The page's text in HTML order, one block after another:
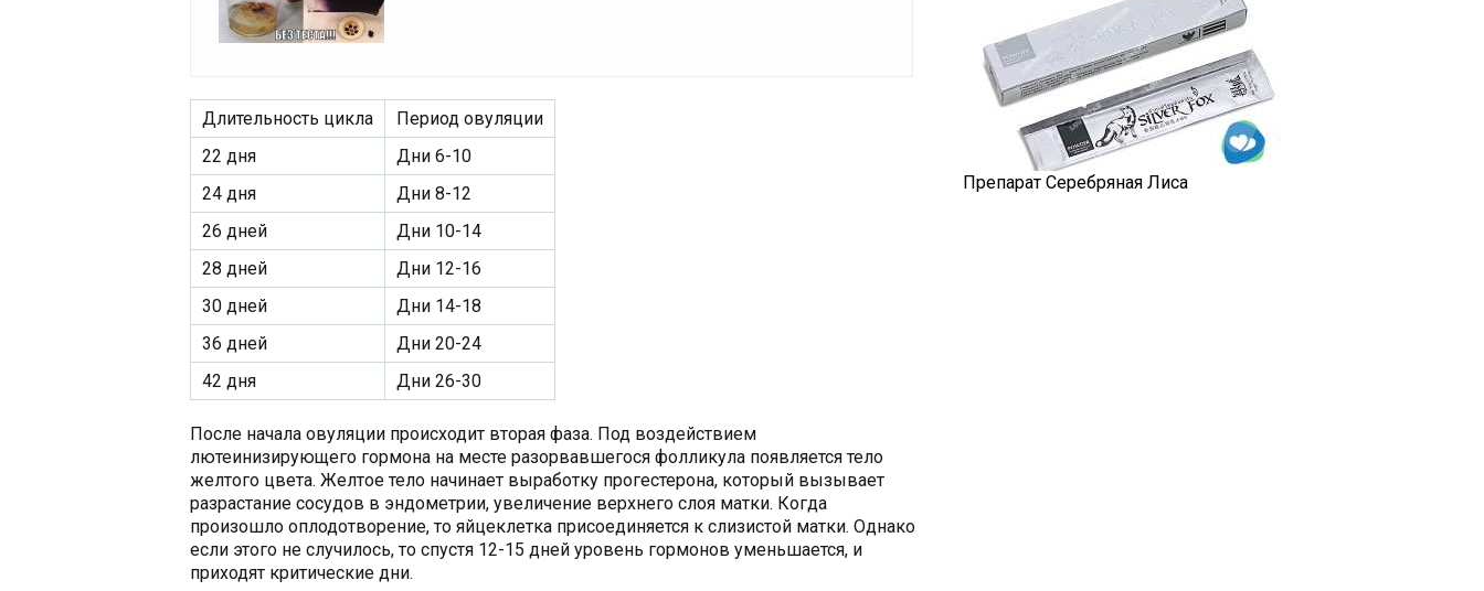
Длительность цикла
Период овуляции
22 дня
Дни 6-10
24 дня
Дни 8-12
26 дней
Дни 10-14
28 дней
Дни 12-16
30 дней
Дни 14-18
36 дней
Дни 20-24
42 дня
Дни 26-30
После начала овуляции происходит вторая фаза. Под воздействием
лютеинизирующего гормона на месте разорвавшегося фолликула появляется тело
желтого цвета. Желтое тело начинает выработку прогестерона, который вызывает
разрастание сосудов в эндометрии, увеличение верхнего слоя матки. Когда
произошло оплодотворение, то яйцеклетка присоединяется к слизистой матки. Однако
если этого не случилось, то спустя 12-15 дней уровень гормонов уменьшается, и
приходят критические дни.
Препарат Серебряная Лиса